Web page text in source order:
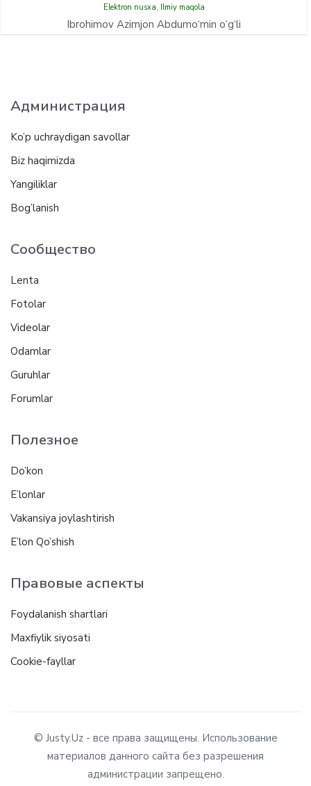
Elektron nusxa, Ilmiy maqola
Ibrohimov Azimjon Abdumо‘min о‘g‘li
Администрация
Ko’p uchraydigan savollar
Biz haqimizda
Yangiliklar
Bog’lanish
Сообщество
Lenta
Fotolar
Videolar
Odamlar
Guruhlar
Forumlar
Полезное
Do’kon
E’lonlar
Vakansiya joylashtirish
E’lon Qo’shish
Правовые аспекты
Foydalanish shartlari
Maxfiylik siyosati
Cookie-fayllar
© Justy.Uz - все права защищены. Использование
материалов данного сайта без разрешения
администрации запрещено.